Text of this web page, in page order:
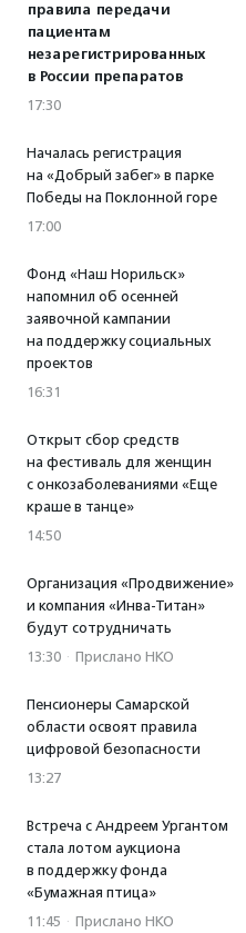
правила передачи
пациентам
незарегистрированных
в России препаратов
17:30
Началась регистрация
на «Добрый забег» в парке
Победы на Поклонной горе
17:00
Фонд «Наш Норильск»
напомнил об осенней
заявочной кампании
на поддержку социальных
проектов
16:31
Открыт сбор средств
на фестиваль для женщин
с онкозаболеваниями «Еще
краше в танце»
14:50
Организация «Продвижение»
и компания «Инва-Титан»
будут сотрудничать
13:30 · Прислано НКО
Пенсионеры Самарской
области освоят правила
цифровой безопасности
13:27
Встреча с Андреем Ургантом
стала лотом аукциона
в поддержку фонда
«Бумажная птица»
11:45 · Прислано НКО